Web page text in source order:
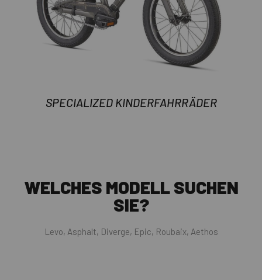
SPECIALIZED KINDERFAHRRÄDER
WELCHES MODELL SUCHEN
SIE?
Levo, Asphalt, Diverge, Epic, Roubaix, Aethos